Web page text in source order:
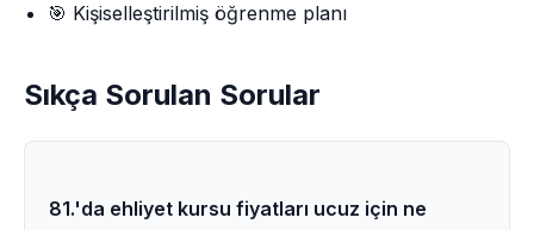
🎯 Kişiselleştirilmiş öğrenme planı
Sıkça Sorulan Sorular
81.'da ehliyet kursu fiyatları ucuz için ne